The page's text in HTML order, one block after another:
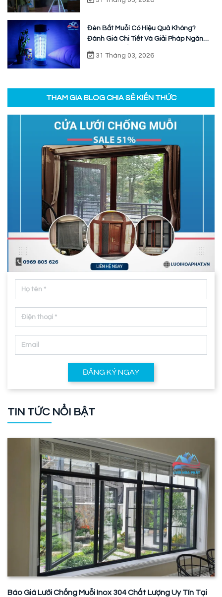
Đèn Bắt Muỗi Có Hiệu Quả Không?
Đánh Giá Chi Tiết Và Giải Pháp Ngăn
Chặn Triệt Để
31 Tháng 03, 2026
THAM GIA BLOG CHIA SẺ KIẾN THỨC
ĐĂNG KÝ NGAY
TIN TỨC NỔI BẬT
Báo Giá Lưới Chống Muỗi Inox 304 Chất Lượng Uy Tín Tại